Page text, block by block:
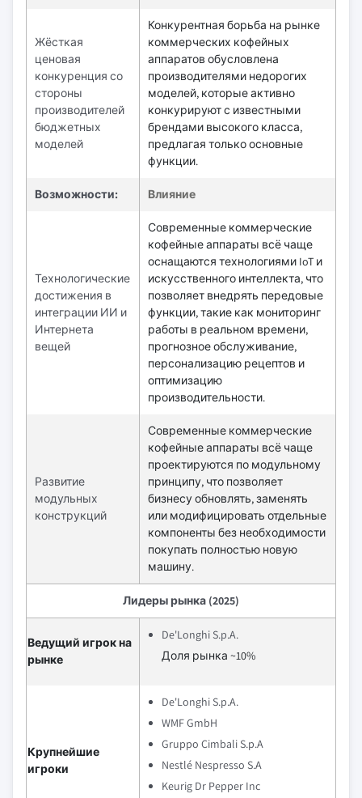
Жёсткая
ценовая
конкуренция со
стороны
производителей
бюджетных
моделей
Конкурентная борьба на рынке
коммерческих кофейных
аппаратов обусловлена
производителями недорогих
моделей, которые активно
конкурируют с известными
брендами высокого класса,
предлагая только основные
функции.
Возможности: Влияние
Технологические
достижения в
интеграции ИИ и
Интернета
вещей
Современные коммерческие
кофейные аппараты всё чаще
оснащаются технологиями IoT и
искусственного интеллекта, что
позволяет внедрять передовые
функции, такие как мониторинг
работы в реальном времени,
прогнозное обслуживание,
персонализацию рецептов и
оптимизацию
производительности.
Развитие
модульных
конструкций
Современные коммерческие
кофейные аппараты всё чаще
проектируются по модульному
принципу, что позволяет
бизнесу обновлять, заменять
или модифицировать отдельные
компоненты без необходимости
покупать полностью новую
машину.
Лидеры рынка (2025)
Ведущий игрок на
рынке
De'Longhi S.p.A.
Доля рынка ~10%
Крупнейшие
игроки
De'Longhi S.p.A.
WMF GmbH
Gruppo Cimbali S.p.A
Nestlé Nespresso S.A
Keurig Dr Pepper Inc